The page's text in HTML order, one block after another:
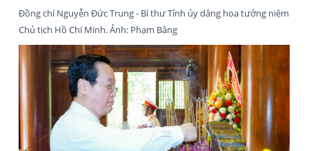
Đồng chí Nguyễn Đức Trung - Bí thư Tỉnh ủy dâng hoa tưởng niệm
Chủ tịch Hồ Chí Minh. Ảnh: Phạm Bằng